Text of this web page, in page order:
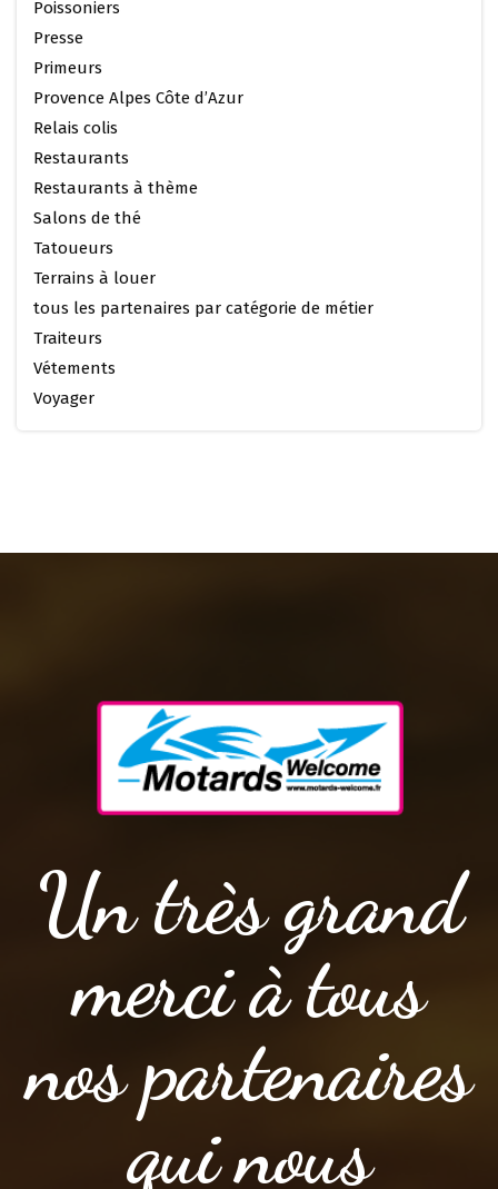
Poissoniers
Presse
Primeurs
Provence Alpes Côte d’Azur
Relais colis
Restaurants
Restaurants à thème
Salons de thé
Tatoueurs
Terrains à louer
tous les partenaires par catégorie de métier
Traiteurs
Vétements
Voyager
Un très grand
merci à tous
nos partenaires
qui nous